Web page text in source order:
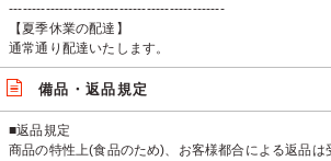
-----------------------------------------------
【夏季休業の配達】
通常通り配達いたします。
備品・返品規定
■返品規定
商品の特性上(食品のため)、お客様都合による返品は